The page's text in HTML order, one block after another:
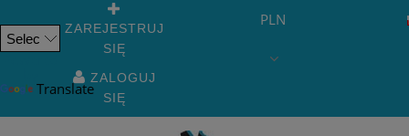
Translate
ZAREJESTRUJ
SIĘ
ZALOGUJ
SIĘ
PLN